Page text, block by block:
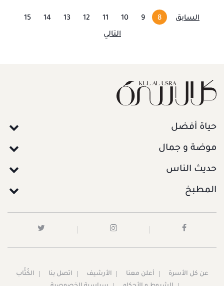
السابق 8
9
10
11
12
13
14
15
التالي
حياة أفضل
موضة و جمال
حديث الناس
المطبخ
عن كل الأسرة أعلن معنا الأرشيف اتصل بنا
الكُتَّاب